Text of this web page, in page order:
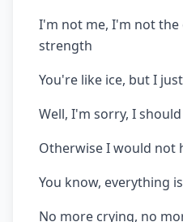
I'm not me, I'm not the
strength
You're like ice, but I
Well, I'm sorry, I
Otherwise I would not
You know, everything
No more crying, no